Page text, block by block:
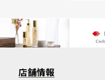
店舗情報